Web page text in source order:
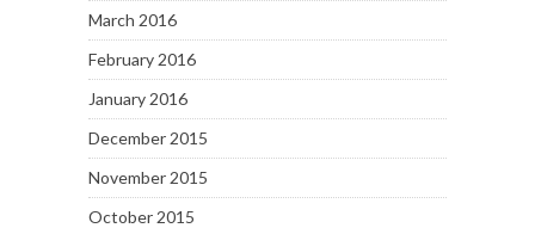
March 2016
February 2016
January 2016
December 2015
November 2015
October 2015